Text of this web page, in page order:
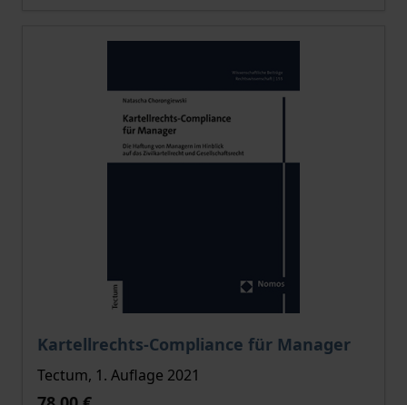
Kartellrechts-Compliance für Manager
Der Preis dieses Titels richtet sich nach der
Tectum, 1. Auflage 2021